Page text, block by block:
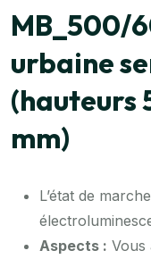
MB_500/
urbaine
(hauteurs
mm)
L’état de
Aspects : Vous